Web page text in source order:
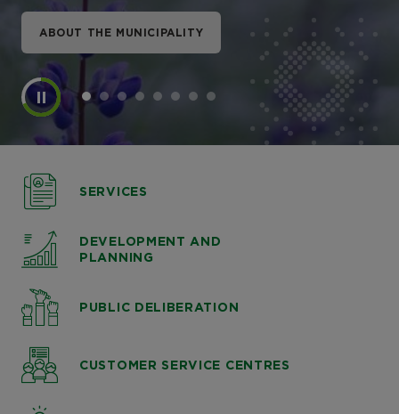
ABOUT THE MUNICIPALITY
ABOUT THE MUNICIPALITY
ABOUT THE MUNICIPALITY
ABOUT THE MUNICIPALITY
ABOUT THE MUNICIPALITY
ABOUT THE MUNICIPALITY
ABOUT THE MUNICIPALITY
ABOUT THE MUNICIPALITY
SERVICES
DEVELOPMENT AND
PLANNING
PUBLIC DELIBERATION
CUSTOMER SERVICE CENTRES